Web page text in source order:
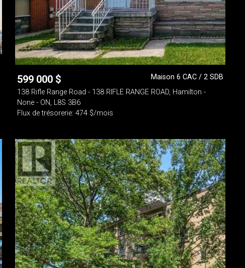
599 000 $
Maison 6 CAC / 2 SDB
138 Rifle Range Road - 138 RIFLE RANGE ROAD, Hamilton -
None - ON, L8S 3B6
Flux de trésorerie: 474 $/mois